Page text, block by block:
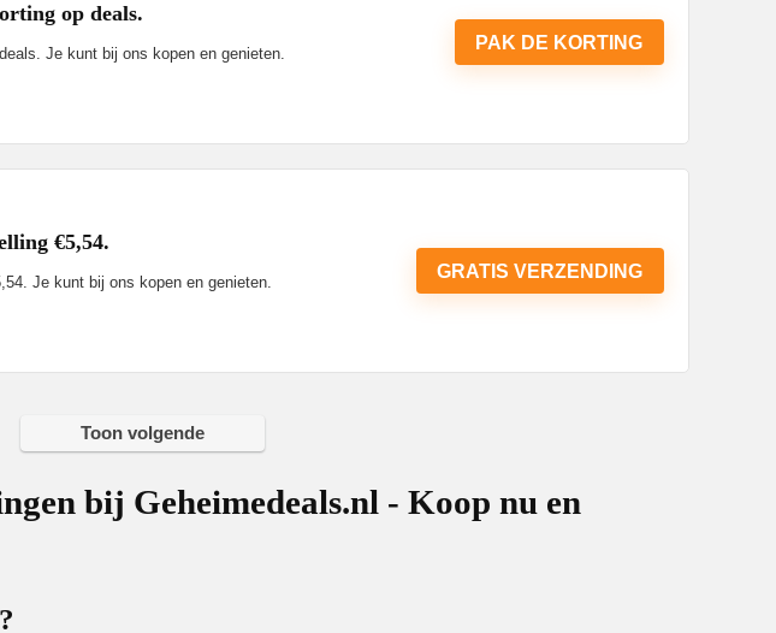
op deals.
Je kunt bij ons kopen en genieten.
PAK DE KORTING
€5,54.
Je kunt bij ons kopen en genieten.
GRATIS VERZENDING
Toon volgende
bij Geheimedeals.nl - Koop nu en